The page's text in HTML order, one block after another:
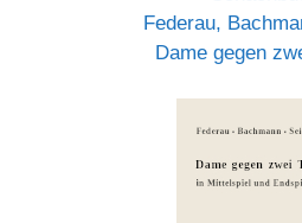
Federau,
Dame gegen